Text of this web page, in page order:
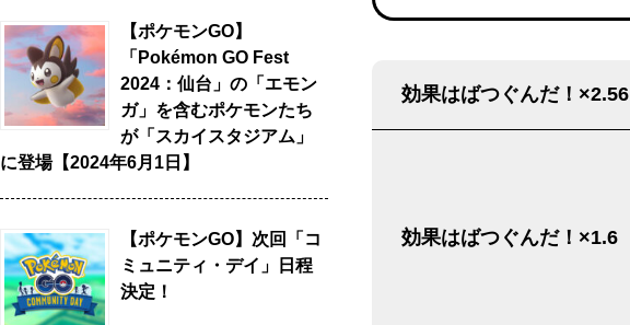
効果はばつぐんだ！×2.56
効果はばつぐんだ！×1.6
【ポケモンGO】
「Pokémon GO Fest
2024：仙台」の「エモン
ガ」を含むポケモンたち
が「スカイスタジアム」
に登場【2024年6月1日】
【ポケモンGO】次回「コ
ミュニティ・デイ」日程
決定！